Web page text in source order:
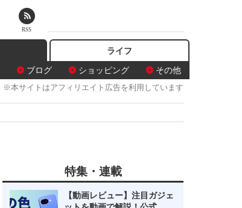
ブログ ショッピング その他
ライフ
※本サイトはアフィリエイト広告を利用しています
特集・連載
【動画レビュー】注目ガジェ
RSS